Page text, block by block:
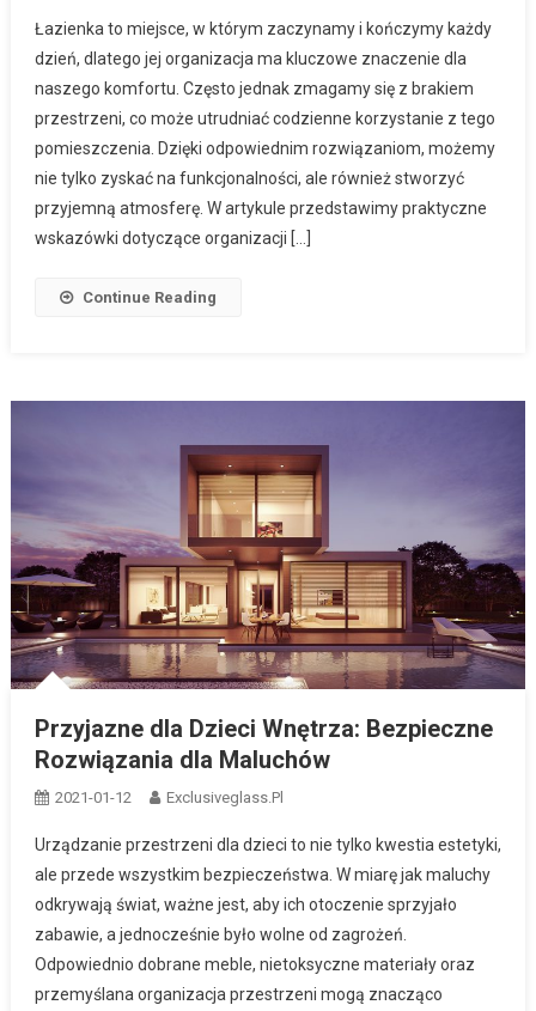
Łazienka to miejsce, w którym zaczynamy i kończymy każdy
dzień, dlatego jej organizacja ma kluczowe znaczenie dla
naszego komfortu. Często jednak zmagamy się z brakiem
przestrzeni, co może utrudniać codzienne korzystanie z tego
pomieszczenia. Dzięki odpowiednim rozwiązaniom, możemy
nie tylko zyskać na funkcjonalności, ale również stworzyć
przyjemną atmosferę. W artykule przedstawimy praktyczne
wskazówki dotyczące organizacji […]
Continue Reading
Przyjazne dla Dzieci Wnętrza: Bezpieczne
Rozwiązania dla Maluchów
2021-01-12 Exclusiveglass.pl
Urządzanie przestrzeni dla dzieci to nie tylko kwestia estetyki,
ale przede wszystkim bezpieczeństwa. W miarę jak maluchy
odkrywają świat, ważne jest, aby ich otoczenie sprzyjało
zabawie, a jednocześnie było wolne od zagrożeń.
Odpowiednio dobrane meble, nietoksyczne materiały oraz
przemyślana organizacja przestrzeni mogą znacząco